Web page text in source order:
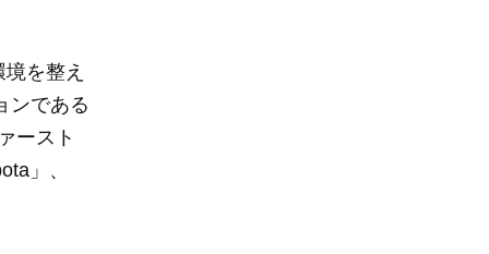
を整え
ンである
ースト
」、